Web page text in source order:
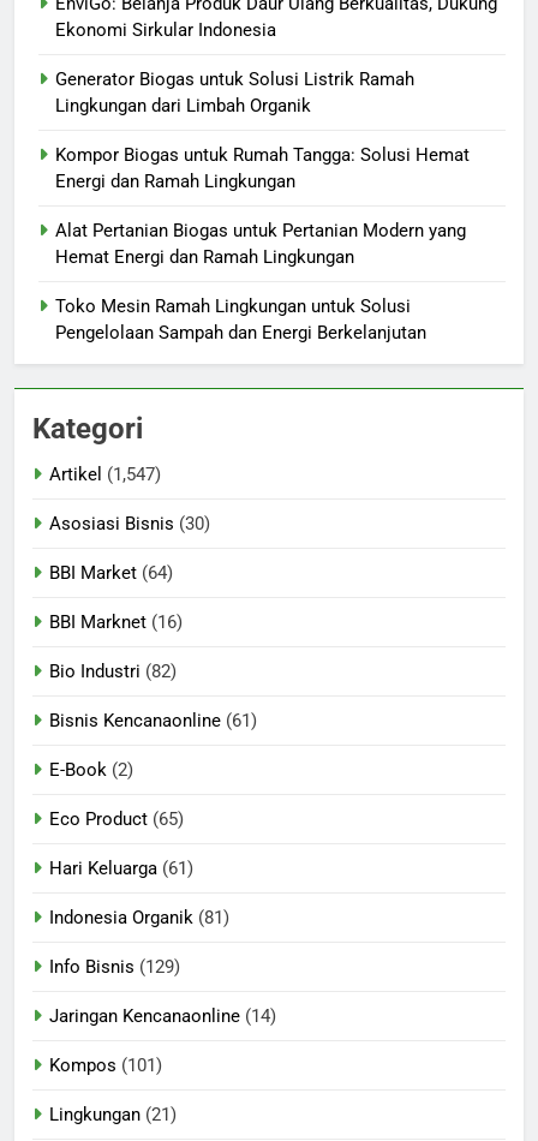
Ekonomi Sirkular Indonesia
Generator Biogas untuk Solusi Listrik Ramah
Lingkungan dari Limbah Organik
Kompor Biogas untuk Rumah Tangga: Solusi Hemat
Energi dan Ramah Lingkungan
Alat Pertanian Biogas untuk Pertanian Modern yang
Hemat Energi dan Ramah Lingkungan
Toko Mesin Ramah Lingkungan untuk Solusi
Pengelolaan Sampah dan Energi Berkelanjutan
Kategori
Artikel (1,547)
Asosiasi Bisnis (30)
BBI Market (64)
BBI Marknet (16)
Bio Industri (82)
Bisnis Kencanaonline (61)
E-Book (2)
Eco Product (65)
Hari Keluarga (61)
Indonesia Organik (81)
Info Bisnis (129)
Jaringan Kencanaonline (14)
Kompos (101)
Lingkungan (21)